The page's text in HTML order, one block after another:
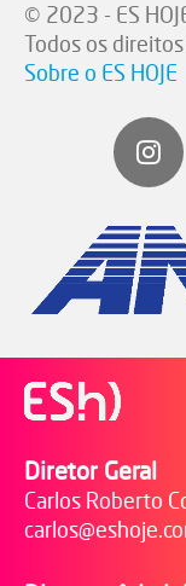
© 2023 - ES
Todos os
Sobre o ES HOJE
Diretor Geral
Carlos Roberto